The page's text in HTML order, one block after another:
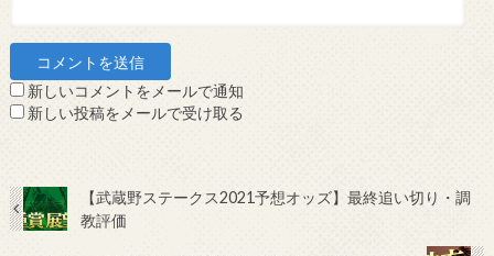
新しいコメントをメールで通知
新しい投稿をメールで受け取る
【武蔵野ステークス2021予想オッズ】最終追い切り・調
教評価